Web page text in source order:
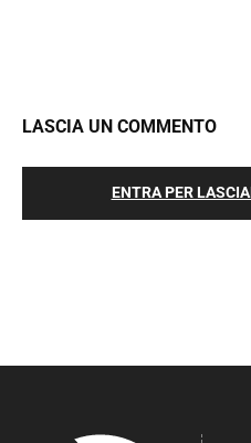
LASCIA UN COMMENTO
ENTRA PER